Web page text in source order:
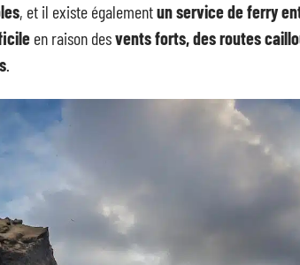
, et il existe égalementun service de ferry
en raison desvents forts, des routes
.